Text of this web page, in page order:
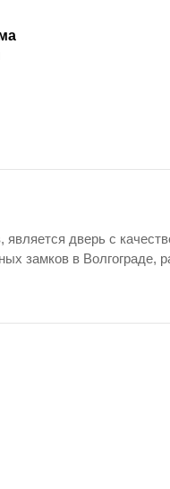
дверь с
замков в Волгограде,